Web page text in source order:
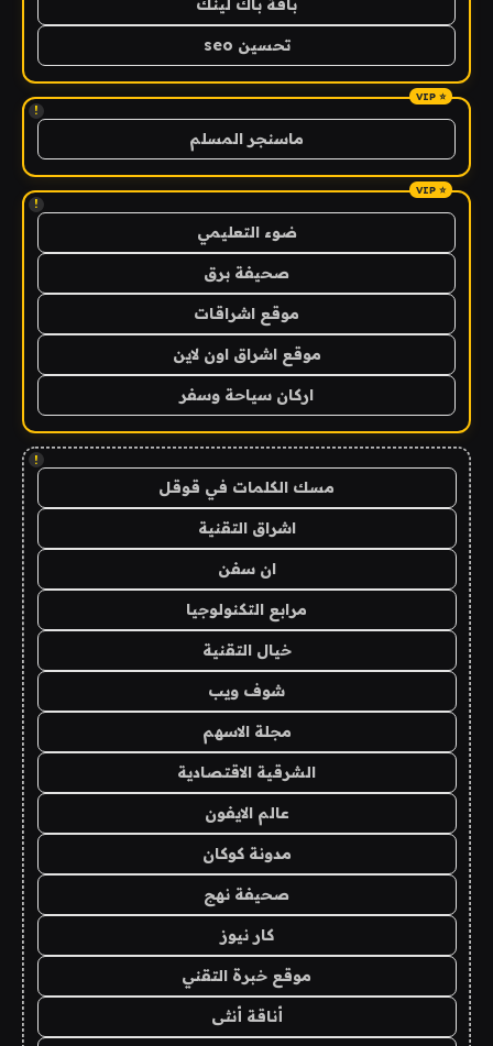
تحسين seo
!
ماسنجر المسلم
!
ضوء التعليمي
صحيفة برق
موقع اشراقات
موقع اشراق اون لاين
اركان سياحة وسفر
!
مسك الكلمات في قوقل
اشراق التقنية
ان سفن
مرابع التكنولوجيا
خيال التقنية
شوف ويب
مجلة الاسهم
الشرقية الاقتصادية
عالم الايفون
مدونة كوكان
صحيفة نهج
كار نيوز
موقع خبرة التقني
أناقة أنثى